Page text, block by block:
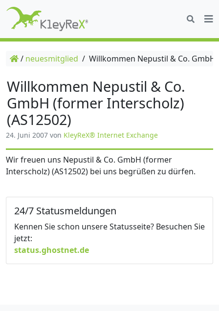
/ neuesmitglied / Willkommen Nepustil & Co.
Willkommen Nepustil & Co.
GmbH (former Interscholz)
(AS12502)
24. Juni 2007 von KleyReX® Internet Exchange
Wir freuen uns Nepustil & Co. GmbH (former
Interscholz) (AS12502) bei uns begrüßen zu dürfen.
24/7 Statusmeldungen
Kennen Sie schon unsere Statusseite? Besuchen Sie
jetzt:
status.ghostnet.de